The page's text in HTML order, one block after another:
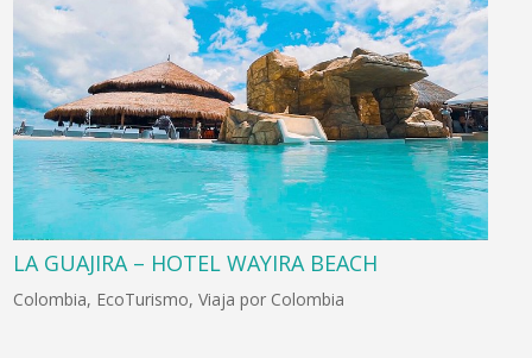
LA GUAJIRA – HOTEL WAYIRA BEACH
Colombia, EcoTurismo,Viaja por Colombia